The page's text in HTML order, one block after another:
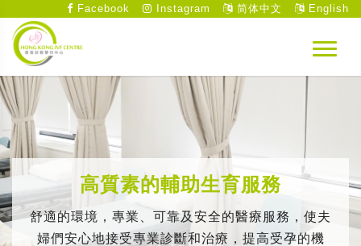
Facebook Instagram 简体中文 English
高質素的輔助生育服務
舒適的環境，專業、可靠及安全的醫療服務，使夫
婦們安心地接受專業診斷和治療，提高受孕的機